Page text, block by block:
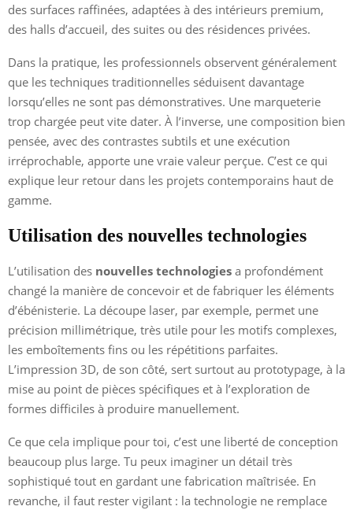
des surfaces raffinées, adaptées à des intérieurs premium,
des halls d’accueil, des suites ou des résidences privées.
Dans la pratique, les professionnels observent généralement
que les techniques traditionnelles séduisent davantage
lorsqu’elles ne sont pas démonstratives. Une marqueterie
trop chargée peut vite dater. À l’inverse, une composition bien
pensée, avec des contrastes subtils et une exécution
irréprochable, apporte une vraie valeur perçue. C’est ce qui
explique leur retour dans les projets contemporains haut de
gamme.
Utilisation des nouvelles technologies
L’utilisation des nouvelles technologies a profondément
changé la manière de concevoir et de fabriquer les éléments
d’ébénisterie. La découpe laser, par exemple, permet une
précision millimétrique, très utile pour les motifs complexes,
les emboîtements fins ou les répétitions parfaites.
L’impression 3D, de son côté, sert surtout au prototypage, à la
mise au point de pièces spécifiques et à l’exploration de
formes difficiles à produire manuellement.
Ce que cela implique pour toi, c’est une liberté de conception
beaucoup plus large. Tu peux imaginer un détail très
sophistiqué tout en gardant une fabrication maîtrisée. En
revanche, il faut rester vigilant : la technologie ne remplace